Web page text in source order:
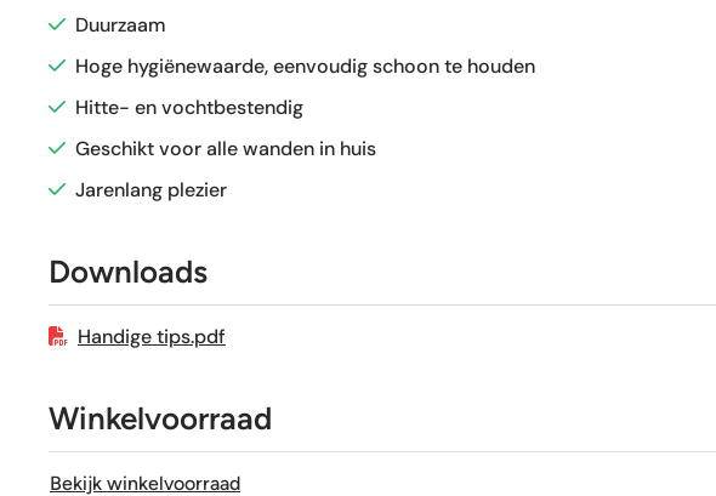
Gerectificeerd
Sortering
Craquelé
Duurzaam
Hoge hygiënewaarde, eenvoudig schoon te houden
Hitte- en vochtbestendig
Geschikt voor alle wanden in huis
Jarenlang plezier
Downloads
Handige tips.pdf
Winkelvoorraad
Bekijk winkelvoorraad